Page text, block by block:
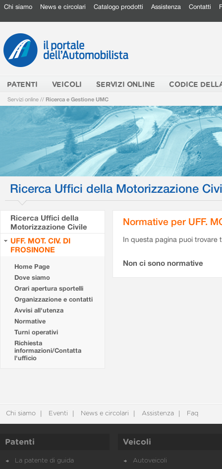
Chi siamo News e circolari Catalogo prodotti Assistenza Contatti
PATENTI VEICOLI SERVIZI ONLINE CODICE
Servizi online // Ricerca e Gestione UMC
Ricerca Uffici della Motorizzazione
Ricerca Uffici della
Motorizzazione Civile
UFF. MOT. CIV. DI
FROSINONE
Home Page
Dove siamo
Orari apertura sportelli
Organizzazione e contatti
Avvisi all'utenza
Normative
Turni operativi
Richiesta
informazioni/Contatta
l'ufficio
Normative per UFF.
In questa pagina puoi
Non ci sono normative
Chi siamo Eventi News e circolari Assistenza Faq
Patenti
La patente di guida
Veicoli
Autoveicoli